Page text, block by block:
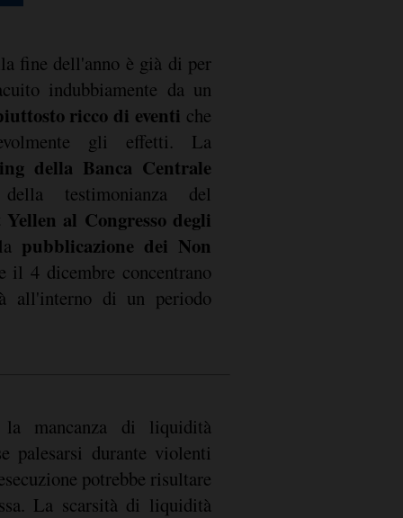
fine dell'anno è già di per
indubbiamente da un
ricco di eventi che
gli effetti. La
della Banca Centrale
testimonianza del
al Congresso degli
pubblicazione dei Non
4 dicembre concentrano
all'interno di un periodo
mancanza di liquidità
palesarsi durante violenti
potrebbe risultare
La scarsità di liquidità